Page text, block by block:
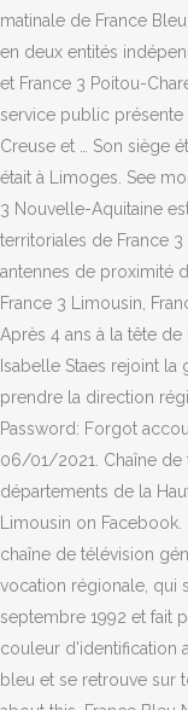
matinale de France
en deux entités
et France 3 Poitou-
service public présente
Creuse et … Son siège
était à Limoges. See
3 Nouvelle-Aquitaine
territoriales de France
antennes de proximité
France 3 Limousin,
Après 4 ans à la tête
Isabelle Staes rejoint
prendre la direction
Password: Forgot
06/01/2021. Chaîne
départements de la
Limousin on
chaîne de télévision
vocation régionale, qui
septembre 1992 et fait
couleur d'identification
bleu et se retrouve sur